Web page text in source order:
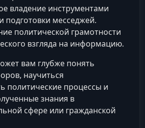
владение инструментами
подготовки месседжей.
политической грамотности
взгляда на информацию.
вам глубже понять
научиться
политические процессы и
знания в
сфере или гражданской